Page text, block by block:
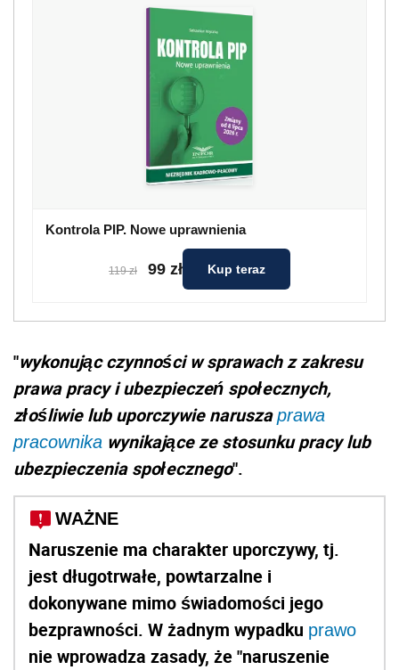
Kontrola PIP. Nowe uprawnienia
119 zł 99 zł Kup teraz
"wykonując czynności w sprawach z zakresu
prawa pracy i ubezpieczeń społecznych,
złośliwie lub uporczywie naruszaprawa
pracownika wynikające ze stosunku pracy lub
ubezpieczenia społecznego".
WAŻNE
Naruszenie ma charakter uporczywy, tj.
jest długotrwałe, powtarzalne i
dokonywane mimo świadomości jego
bezprawności. W żadnym wypadku prawo
nie wprowadza zasady, że "naruszenie